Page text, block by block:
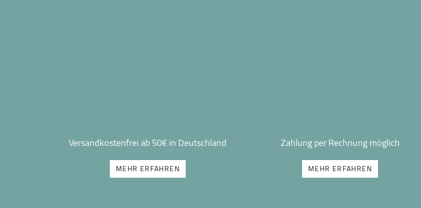
Versandkostenfrei ab 50€ in Deutschland
MEHR ERFAHREN
Zahlung per Rechnung möglich
MEHR ERFAHREN